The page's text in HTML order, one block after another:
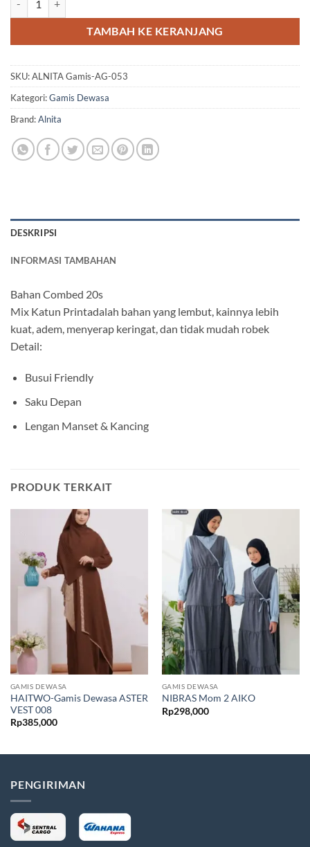
TAMBAH KE KERANJANG
SKU:ALNITA Gamis-AG-053
Kategori:Gamis Dewasa
Brand:Alnita
DESKRIPSI
INFORMASI TAMBAHAN
Bahan Combed 20s
Mix Katun Printadalah bahan yang lembut, kainnya lebih
kuat, adem, menyerap keringat, dan tidak mudah robek
Detail:
Busui Friendly
Saku Depan
Lengan Manset & Kancing
PRODUK TERKAIT
GAMIS DEWASA
HAITWO-Gamis Dewasa ASTER
VEST 008
Rp385,000
GAMIS DEWASA
NIBRAS Mom 2 AIKO
Rp298,000
PENGIRIMAN